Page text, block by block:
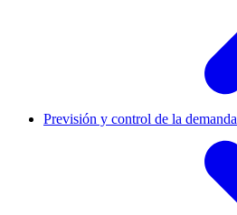
Previsión y control de la demanda